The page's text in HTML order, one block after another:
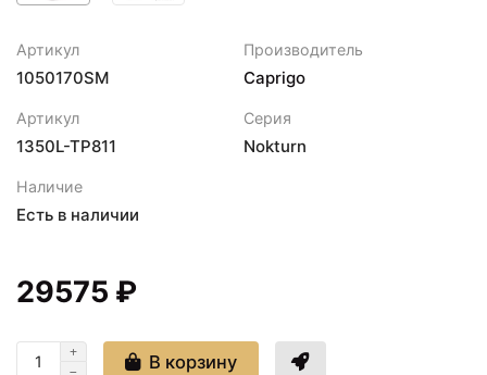
Артикул
1050170SM
Производитель
Caprigo
Артикул
1350L-TP811
Серия
Nokturn
Наличие
Есть в наличии
29575 ₽
В корзину